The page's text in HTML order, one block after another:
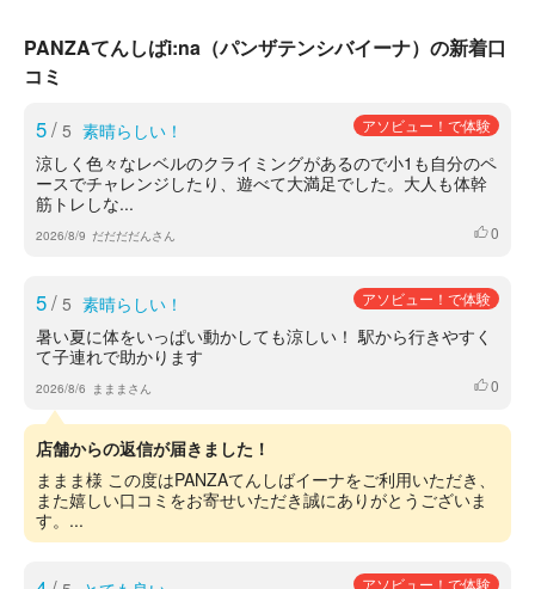
PANZAてんしばi:na（パンザテンシバイーナ）の新着口
コミ
5/ 5 素晴らしい！ アソビュー！で体験
涼しく色々なレベルのクライミングがあるので小1も自分のペ
ースでチャレンジしたり、遊べて大満足でした。大人も体幹
筋トレしな...
2026/8/9 だだだだんさん いいね
0
5/ 5 素晴らしい！ アソビュー！で体験
暑い夏に体をいっぱい動かしても涼しい！ 駅から行きやすく
て子連れで助かります
2026/8/6 まままさん いいね
0
店舗からの返信が届きました！
ままま様 この度はPANZAてんしばイーナをご利用いただき、
また嬉しい口コミをお寄せいただき誠にありがとうございま
す。...
アソビュー！で体験